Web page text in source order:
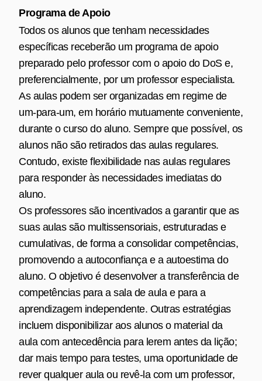
Programa de Apoio
Todos os alunos que tenham necessidades
específicas receberão um programa de apoio
preparado pelo professor com o apoio do DoS e,
preferencialmente, por um professor especialista.
As aulas podem ser organizadas em regime de
um-para-um, em horário mutuamente conveniente,
durante o curso do aluno. Sempre que possível, os
alunos não são retirados das aulas regulares.
Contudo, existe flexibilidade nas aulas regulares
para responder às necessidades imediatas do
aluno.
Os professores são incentivados a garantir que as
suas aulas são multissensoriais, estruturadas e
cumulativas, de forma a consolidar competências,
promovendo a autoconfiança e a autoestima do
aluno. O objetivo é desenvolver a transferência de
competências para a sala de aula e para a
aprendizagem independente. Outras estratégias
incluem disponibilizar aos alunos o material da
aula com antecedência para lerem antes da lição;
dar mais tempo para testes, uma oportunidade de
rever qualquer aula ou revê-la com um professor,